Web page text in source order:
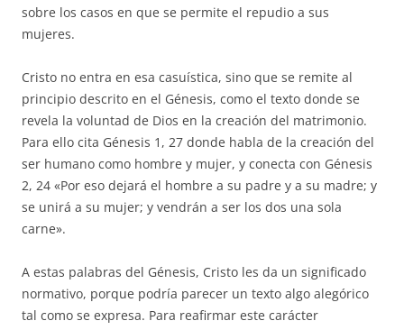
sobre los casos en que se permite el repudio a sus
mujeres.
Cristo no entra en esa casuística, sino que se remite al
principio descrito en el Génesis, como el texto donde se
revela la voluntad de Dios en la creación del matrimonio.
Para ello cita Génesis 1, 27 donde habla de la creación del
ser humano como hombre y mujer, y conecta con Génesis
2, 24 «Por eso dejará el hombre a su padre y a su madre; y
se unirá a su mujer; y vendrán a ser los dos una sola
carne».
A estas palabras del Génesis, Cristo les da un significado
normativo, porque podría parecer un texto algo alegórico
tal como se expresa. Para reafirmar este carácter